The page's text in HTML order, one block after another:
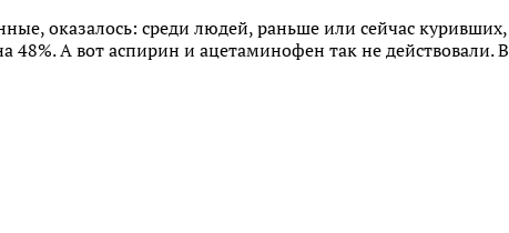
оказалось: среди людей, раньше или сейчас куривших,
А вот аспирин и ацетаминофен так не действовали. В